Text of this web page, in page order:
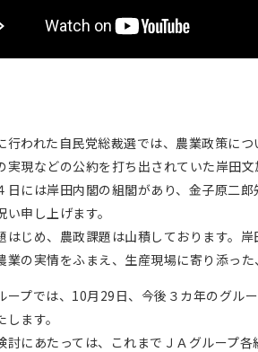
われた自民党総裁選では、農業政策に
実現などの公約を打ち出されていた岸田文
には岸田内閣の組閣があり、金子原二郎
申し上げます。
じめ、農政課題は山積しております。岸
業の実情をふまえ、生産現場に寄り添っ
プでは、10月29日、今後３カ年のグル
ます。
にあたっては、これまでＪＡグループ